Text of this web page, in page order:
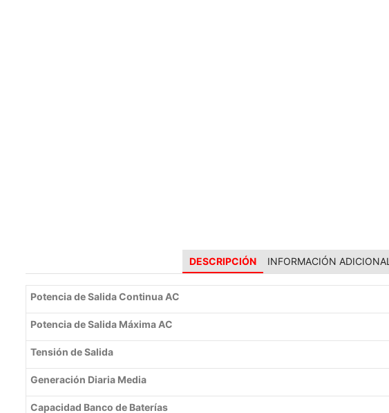
DESCRIPCIÓN INFORMACIÓN ADICIONAL
Potencia de Salida Continua AC
Potencia de Salida Máxima AC
Tensión de Salida
Generación Diaria Media
Capacidad Banco de Baterías